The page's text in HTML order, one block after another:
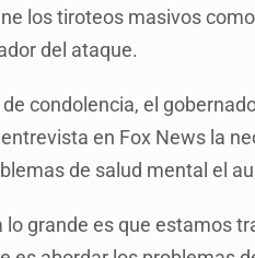
los tiroteos masivos
del ataque.
condolencia, el
en Fox News la
de salud mental el
grande es que estamos